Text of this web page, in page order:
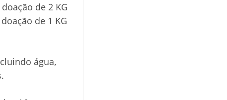
de 2 KG
de 1 KG
água,